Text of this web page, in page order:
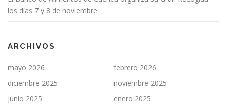
los días 7 y 8 de noviembre
ARCHIVOS
mayo 2026
febrero 2026
diciembre 2025
noviembre 2025
junio 2025
enero 2025